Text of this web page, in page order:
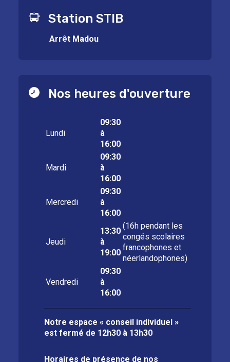
Station STIB
Arrêt Madou
Nos heures d'ouverture
Lundi
09:30
à
16:00
Mardi
09:30
à
16:00
Mercredi
09:30
à
16:00
Jeudi
13:30
à
19:00
(16h pendant les
congés scolaires
francophones et
néerlandophones)
Vendredi
09:30
à
16:00
Notre espace « conseil individuel »
est fermé de 12h30 à 13h30
Horaires de présence de nos